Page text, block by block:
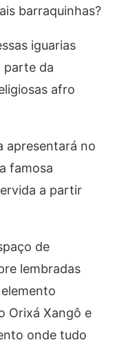
barraquinhas?
iguarias
parte da
afro
apresentará no
famosa
a partir
de
lembradas
Orixá Xangô e
onde tudo